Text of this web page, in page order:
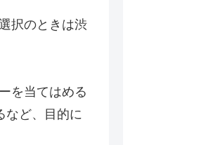
択のときは渋
を当てはめる
など、目的に